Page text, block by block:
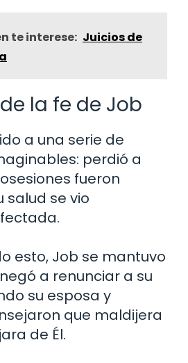
te interese: Juicios de
la fe de Job
a una serie de
perdió a
fueron
salud se vio
esto, Job se mantuvo
a renunciar a su
su esposa y
que maldijera
de Él.